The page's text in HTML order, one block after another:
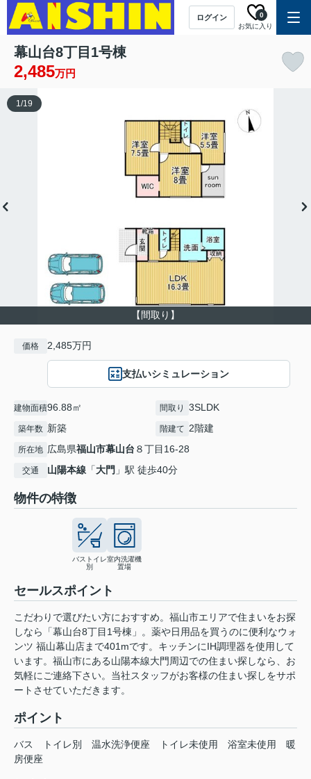
ログイン
お気に入り
0
幕山台8丁目1号棟
2,485万円
【間取り】
1/19
価格 2,485万円
支払いシミュレーション
建物面積96.88㎡ 間取り 3SLDK
築年数 新築 階建て 2階建
所在地 広島県福山市幕山台 ８丁目16-28
交通 山陽本線 「大門 」駅 徒歩40分
物件の特徴
バストイレ
別
室内洗濯機
置場
セールスポイント
こだわりで選びたい方におすすめ。福山市エリアで住まいをお探
しなら「幕山台8丁目1号棟」。薬や日用品を買うのに便利なウォ
ンツ 福山幕山店まで401mです。キッチンにIH調理器を使用して
います。福山市にある山陽本線大門周辺での住まい探しなら、お
気軽にご連絡下さい。当社スタッフがお客様の住まい探しをサポ
ートさせていただきます。
ポイント
バス トイレ別 温水洗浄便座 トイレ未使用 浴室未使用
暖
房便座